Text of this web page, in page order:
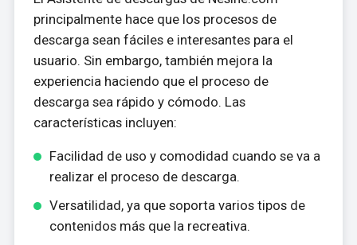
principalmente hace que los procesos de
descarga sean fáciles e interesantes para el
usuario. Sin embargo, también mejora la
experiencia haciendo que el proceso de
descarga sea rápido y cómodo. Las
características incluyen:
Facilidad de uso y comodidad cuando se va a
realizar el proceso de descarga.
Versatilidad, ya que soporta varios tipos de
contenidos más que la recreativa.